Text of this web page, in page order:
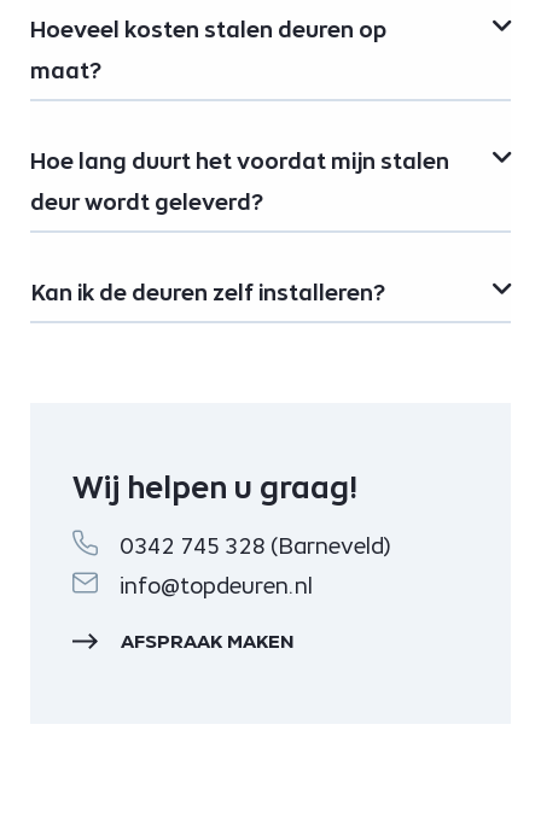
Hoeveel kosten stalen deuren op
maat?
Hoe lang duurt het voordat mijn stalen
deur wordt geleverd?
Kan ik de deuren zelf installeren?
Wij helpen u graag!
0342 745 328 (Barneveld)
info@topdeuren.nl
AFSPRAAK MAKEN